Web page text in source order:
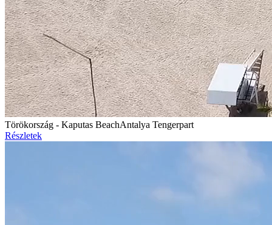
Törökország - Kaputas BeachAntalya Tengerpart
Részletek